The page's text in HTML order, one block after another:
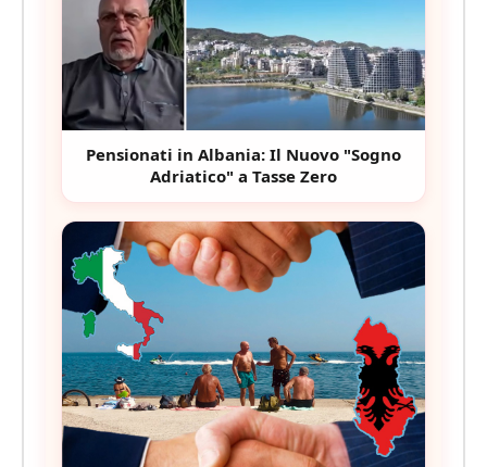
Pensionati in Albania: Il Nuovo "Sogno
Adriatico" a Tasse Zero